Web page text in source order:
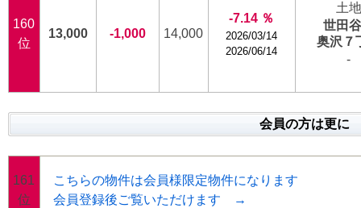
160
位
13,000 -1,000 14,000
-7.14 ％
2026/03/14
2026/06/14
土地
世田
奥沢７
-
会員の方は更に
161
位
こちらの物件は会員様限定物件になります
会員登録後ご覧いただけます →